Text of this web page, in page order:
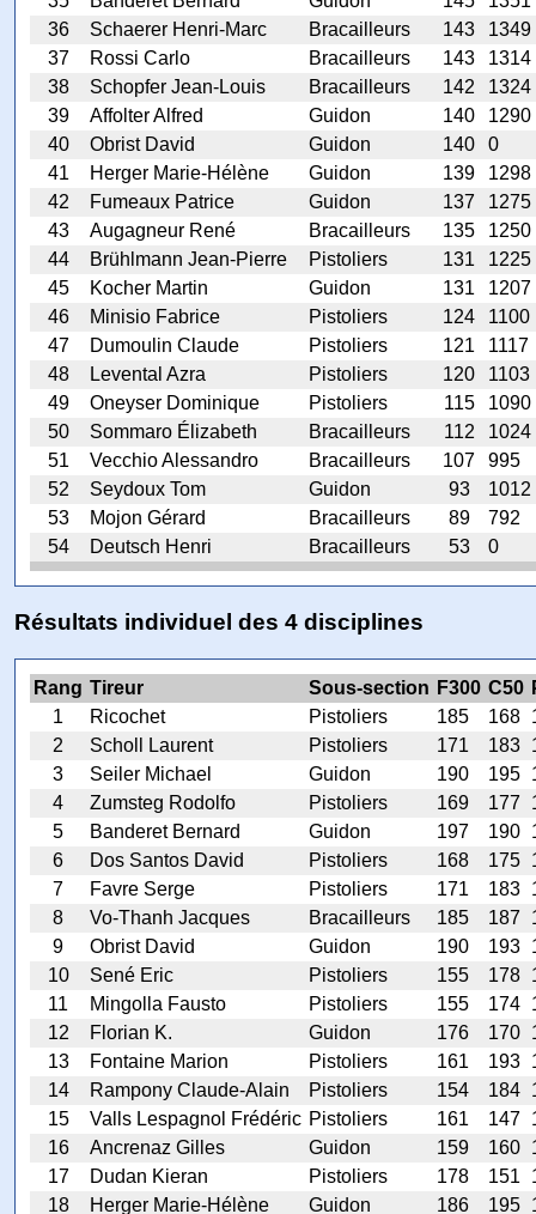
36
Schaerer Henri-Marc Bracailleurs 143
1349
37
Rossi Carlo Bracailleurs 143
1314
38
Schopfer Jean-Louis Bracailleurs 142
1324
39
Affolter Alfred Guidon 140
1290
40
Obrist David Guidon 140
0
41
Herger Marie-Hélène Guidon 139
1298
42
Fumeaux Patrice Guidon 137
1275
43
Augagneur René Bracailleurs 135
1250
44
Brühlmann Jean-Pierre Pistoliers 131
1225
45
Kocher Martin Guidon 131
1207
46
Minisio Fabrice Pistoliers 124
1100
47
Dumoulin Claude Pistoliers 121
1117
48
Levental Azra Pistoliers 120
1103
49
Oneyser Dominique Pistoliers 115
1090
50
Sommaro Élizabeth Bracailleurs 112
1024
51
Vecchio Alessandro Bracailleurs 107
995
52
Seydoux Tom Guidon 93
1012
53
Mojon Gérard Bracailleurs 89
792
54
Deutsch Henri Bracailleurs 53 0
Résultats individuel des 4 disciplines
Rang Tireur Sous-section F300 C50
1
Ricochet Pistoliers 185 168
2
Scholl Laurent Pistoliers 171 183
3
Seiler Michael Guidon 190 195
4
Zumsteg Rodolfo Pistoliers 169 177
5
Banderet Bernard Guidon 197 190
6
Dos Santos David Pistoliers 168 175
7
Favre Serge Pistoliers 171 183
8
Vo-Thanh Jacques Bracailleurs 185 187
9
Obrist David Guidon 190 193
10
Sené Eric Pistoliers 155 178
11
Mingolla Fausto Pistoliers 155 174
12
Florian K. Guidon 176 170
13
Fontaine Marion Pistoliers 161 193
14
Rampony Claude-Alain Pistoliers 154 184
15
Valls Lespagnol Frédéric Pistoliers 161 147
16
Ancrenaz Gilles Guidon 159 160
17
Dudan Kieran Pistoliers 178 151
18
Herger Marie-Hélène Guidon 186 195